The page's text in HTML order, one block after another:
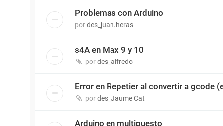
Problemas con Arduino
pordes_juan.heras
s4A en Max 9 y 10
pordes_alfredo
Error en Repetier al convertir a gcode
pordes_Jaume Cat
Arduino en multipuesto